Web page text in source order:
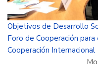
Objetivos de Desarrollo
Foro de Cooperación
Cooperación Internacional